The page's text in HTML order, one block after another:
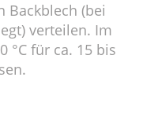
Backblech (bei
verteilen. Im
°C für ca. 15 bis